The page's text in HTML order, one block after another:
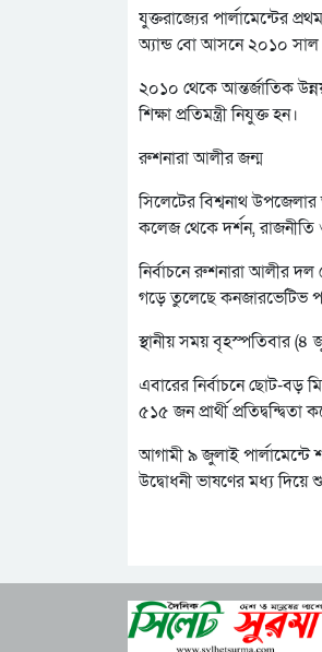
যুক্তরাজ্যের পার্লামেন্টের
অ্যান্ড বো আসনে ২০১০ সাল
২০১০ থেকে আন্তর্জাতিক
শিক্ষা প্রতিমন্ত্রী নিযুক্ত হন।
রুশনারা আলীর জন্ম
সিলেটের বিশ্বনাথ
কলেজ থেকে দর্শন, রাজনীতি
নির্বাচনে রুশনারা আলীর দল
গড়ে তুলেছে কনজারভেটিভ
স্থানীয় সময় বৃহস্পতিবার (৪
এবারের নির্বাচনে ছোট-বড়
৫১৫ জন প্রার্থী
আগামী ৯ জুলাই পার্লামেন্টে
উদ্বোধনী ভাষণের মধ্য দিয়ে